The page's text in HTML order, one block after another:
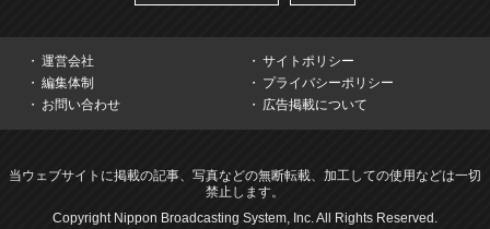
運営会社
サイトポリシー
編集体制
プライバシーポリシー
お問い合わせ
広告掲載について
当ウェブサイトに掲載の記事、写真などの無断転載、加工しての使用などは一切
禁止します。
Copyright Nippon Broadcasting System, Inc. All Rights Reserved.